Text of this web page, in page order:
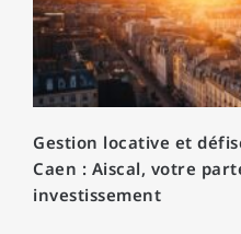
Gestion locative et
Caen : Aiscal, votre
investissement